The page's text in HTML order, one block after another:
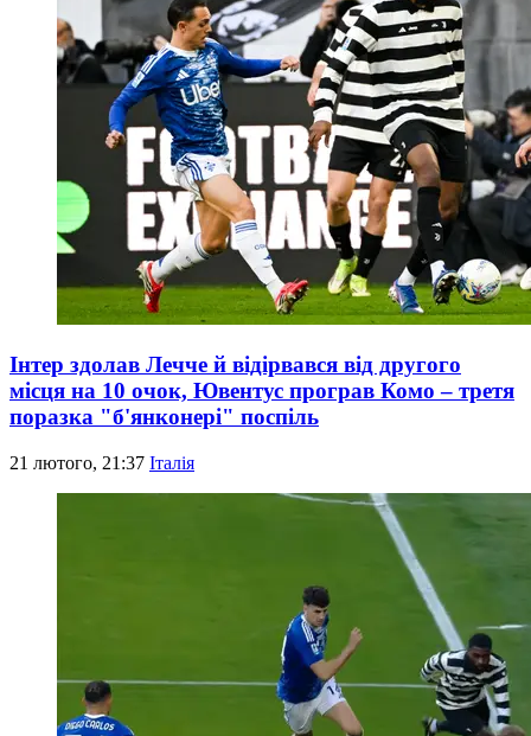
Інтер здолав Лечче й відірвався від другого
місця на 10 очок, Ювентус програв Комо – третя
поразка "б'янконері" поспіль
21 лютого, 21:37 Італія